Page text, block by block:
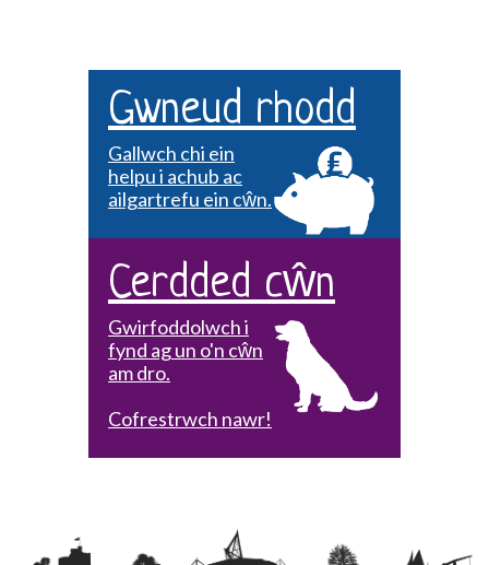
Gwneud rhodd
Gallwch chi ein
helpu i achub ac
ailgartrefu ein cŵn.
Cerdded cŵn
Gwirfoddolwch i
fynd ag un o'n cŵn
am dro.
Cofrestrwch nawr!